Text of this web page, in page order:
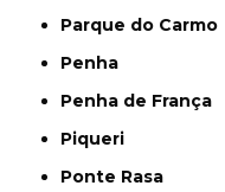
Parque do Carmo
Penha
Penha de França
Piqueri
Ponte Rasa